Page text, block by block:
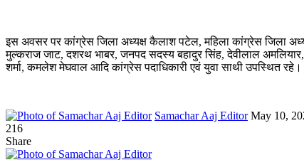
इस अवसर पर कांग्रेस जिला अध्यक्ष कैलाश पटेल, महिला कांग्रेस जिला
मुल्कराज जाट, दशरथ भाबर, जनपद सदस्य बहादुर सिंह, देवीलाल अमलियार,
शर्मा, कमलेश मेघवाल आदि कांग्रेस पदाधिकारी एवं युवा साथी उपस्थित रहे।
Samachar Aaj Editor Send
May 10,
216
Facebook
Twitter
LinkedIn
Tumblr
Pinterest
Reddit
VKontakte
Odnoklassniki
Pocket
Share
Facebook
Twitter
LinkedIn
Tumblr
Pinterest
Reddit
VKontakte
Odnoklassniki
Pocket
Share
Print